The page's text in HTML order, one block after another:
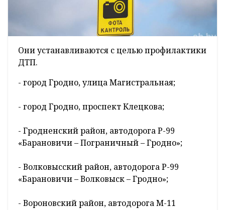
Они устанавливаются с целью профилактики
ДТП.
- город Гродно, улица Магистральная;
- город Гродно, проспект Клецкова;
- Гродненский район, автодорога Р-99
«Барановичи – Пограничный – Гродно»;
- Волковысский район, автодорога Р-99
«Барановичи – Волковыск – Гродно»;
- Вороновский район, автодорога М-11